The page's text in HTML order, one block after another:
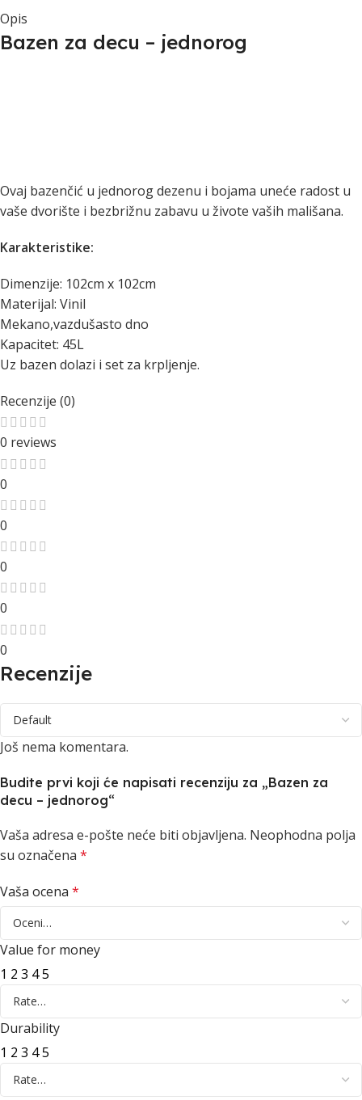
Opis
Bazen za decu – jednorog
Ovaj bazenčić u jednorog dezenu i bojama uneće radost u
vaše dvorište i bezbrižnu zabavu u živote vaših mališana.
Karakteristike:
Dimenzije: 102cm x 102cm
Materijal: Vinil
Mekano,vazdušasto dno
Kapacitet: 45L
Uz bazen dolazi i set za krpljenje.
Recenzije (0)
0 reviews
0
0
0
0
0
Recenzije
Još nema komentara.
Budite prvi koji će napisati recenziju za „Bazen za
decu – jednorog“
Vaša adresa e-pošte neće biti objavljena. Neophodna polja
su označena *
Vaša ocena *
Value for money
1 2 3 45
Durability
1 2 3 45